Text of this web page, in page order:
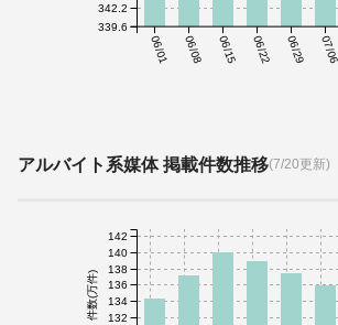
06/01 06/08 06/15 06/22 06/29 07/06
339.6
342.2
アルバイト系媒体 掲載件数推移(7/20更新)
件数(万件) 132
134
136
138
140
142